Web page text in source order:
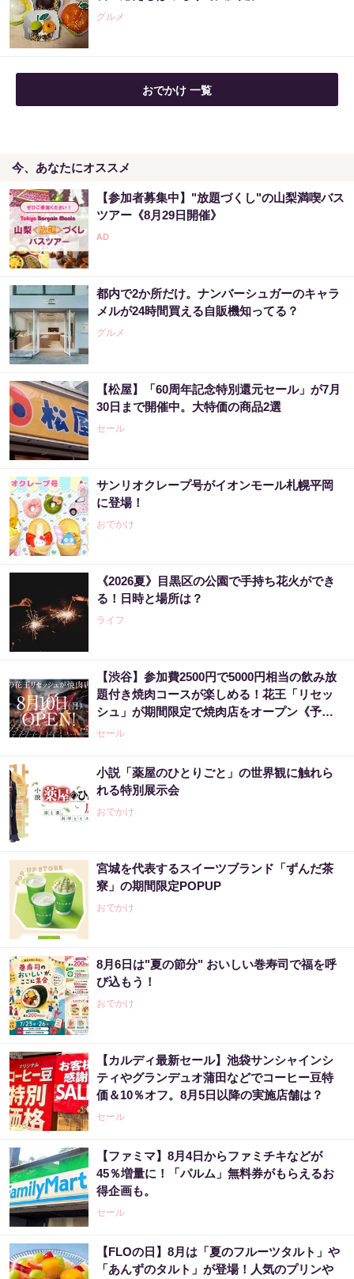
グルメ
おでかけ 一覧
今、あなたにオススメ
【参加者募集中】"放題づくし"の山梨満喫バス
ツアー《8月29日開催》
都内で2か所だけ。ナンバーシュガーのキャラ
メルが24時間買える自販機知ってる？
グルメ
【松屋】「60周年記念特別還元セール」が7月
30日まで開催中。大特価の商品2選
セール
サンリオクレープ号がイオンモール札幌平岡
に登場！
おでかけ
《2026夏》目黒区の公園で手持ち花火ができ
る！日時と場所は？
ライフ
【渋谷】参加費2500円で5000円相当の飲み放
題付き焼肉コースが楽しめる！花王「リセッ
シュ」が期間限定で焼肉店をオープン《予約
受付中》
セール
小説「薬屋のひとりごと」の世界観に触れら
れる特別展示会
おでかけ
宮城を代表するスイーツブランド「ずんだ茶
寮」の期間限定POPUP
おでかけ
8月6日は"夏の節分" おいしい巻寿司で福を呼
び込もう！
おでかけ
【カルディ最新セール】池袋サンシャインシ
ティやグランデュオ蒲田などでコーヒー豆特
価＆10％オフ。8月5日以降の実施店舗は？
セール
【ファミマ】8月4日からファミチキなどが
45％増量に！「パルム」無料券がもらえるお
得企画も。
セール
【FLOの日】8月は「夏のフルーツタルト」や
「あんずのタルト」が登場！人気のプリンや